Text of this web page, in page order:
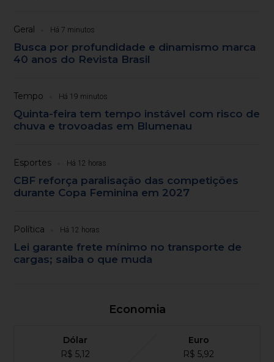
Geral Há 7 minutos
Busca por profundidade e dinamismo marca
40 anos do Revista Brasil
Tempo Há 19 minutos
Quinta-feira tem tempo instável com risco de
chuva e trovoadas em Blumenau
Esportes Há 12 horas
CBF reforça paralisação das competições
durante Copa Feminina em 2027
Política Há 12 horas
Lei garante frete mínimo no transporte de
cargas; saiba o que muda
Economia
Dólar
R$ 5,12
Euro
R$ 5,92